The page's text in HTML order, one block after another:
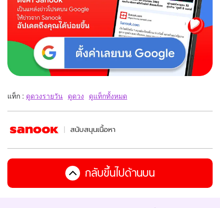
แท็ก : ดูดวงรายวัน ดูดวง ดูแท็กทั้งหมด
สนับสนุนเนื้อหา
กลับขึ้นไปด้านบน